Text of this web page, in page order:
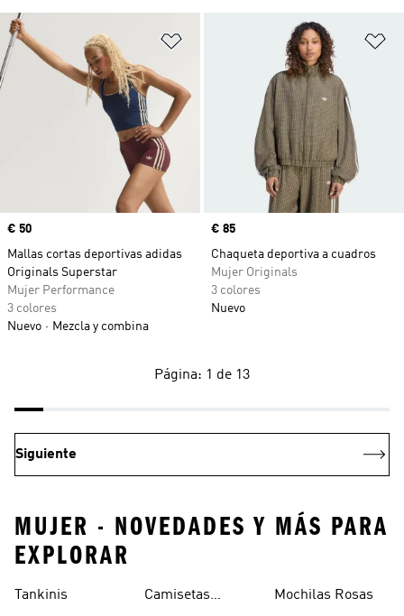
Añadir a la lista de deseos
Precio
€ 50
Mallas cortas deportivas adidas
Originals Superstar
Mujer Performance
3 colores
Nuevo
Mezcla y combina
Precio
€ 85
Chaqueta deportiva a cuadros
Mujer Originals
3 colores
Nuevo
Página: 1 de 13
Siguiente
MUJER - NOVEDADES Y MÁS PARA
EXPLORAR
Tankinis
Camisetas
Mochilas Rosas